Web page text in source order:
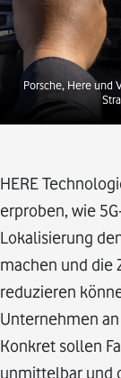
Porsche, Here und
HERE
erproben, wie
Lokalisierung
machen und die
reduzieren
Unternehmen
Konkret sollen
unmittelbar und